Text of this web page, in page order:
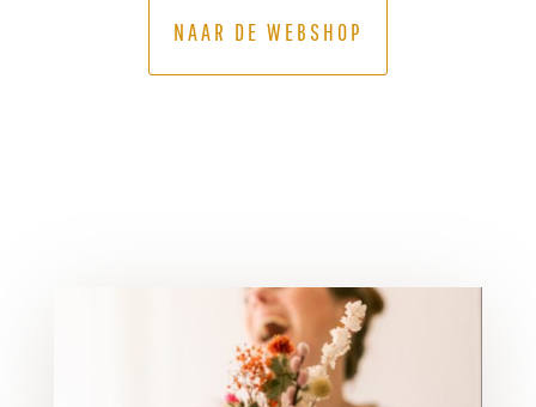
NAAR DE WEBSHOP